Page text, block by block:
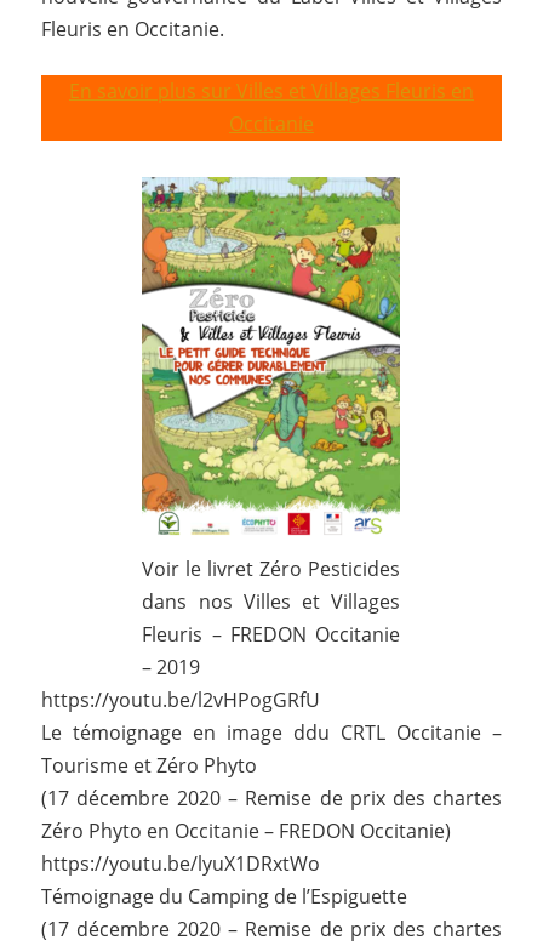
Fleuris en Occitanie.
En savoir plus sur Villes et Villages Fleuris en
Occitanie
Voir le livret Zéro Pesticides
dans nos Villes et Villages
Fleuris – FREDON Occitanie
– 2019
https://youtu.be/l2vHPogGRfU
Le témoignage en image ddu CRTL Occitanie –
Tourisme et Zéro Phyto
(17 décembre 2020 – Remise de prix des chartes
Zéro Phyto en Occitanie – FREDON Occitanie)
https://youtu.be/lyuX1DRxtWo
Témoignage du Camping de l’Espiguette
(17 décembre 2020 – Remise de prix des chartes